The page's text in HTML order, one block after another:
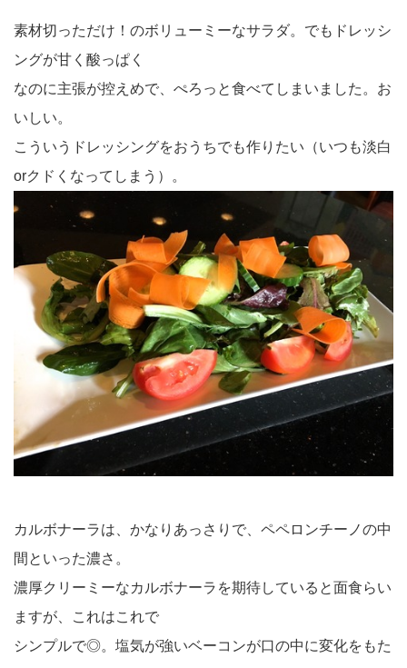
素材切っただけ！のボリューミーなサラダ。でもドレッシ
ングが甘く酸っぱく
なのに主張が控えめで、ぺろっと食べてしまいました。お
いしい。
こういうドレッシングをおうちでも作りたい（いつも淡白
orクドくなってしまう）。
カルボナーラは、かなりあっさりで、ペペロンチーノの中
間といった濃さ。
濃厚クリーミーなカルボナーラを期待していると面食らい
ますが、これはこれで
シンプルで◎。塩気が強いベーコンが口の中に変化をもた